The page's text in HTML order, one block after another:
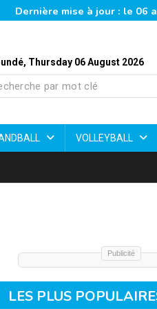
Dernière mise à jour : le 06
Thursday 06 August 2026
VOLLEYBALL
Publicité
LES PLUS